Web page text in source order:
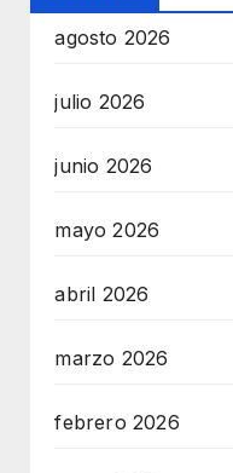
agosto 2026
julio 2026
junio 2026
mayo 2026
abril 2026
marzo 2026
febrero 2026